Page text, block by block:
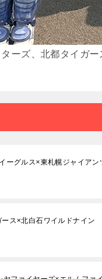
ーズ、北都タイガー
ーグルス×東札幌ジャイアン
ース×北白石ワイルドナイン